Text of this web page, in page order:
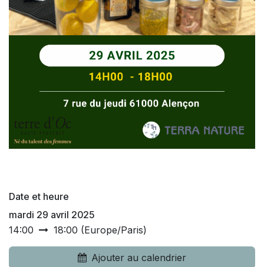
Date et heure
mardi 29 avril 2025
14:00
18:00 (Europe/Paris)
Ajouter au calendrier